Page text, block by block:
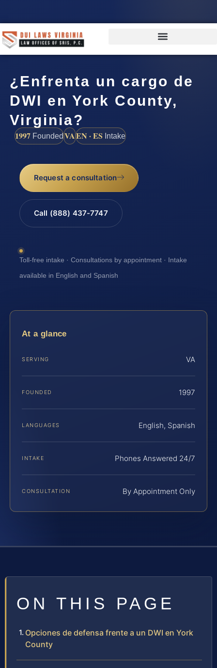
¿Enfrenta un cargo de
DWI en York County,
Virginia?
1997 FoundedVAEN · ES Intake
Request a consultation
Call (888) 437-7747
Toll-free intake · Consultations by appointment · Intake
available in English and Spanish
At a glance
SERVING VA
FOUNDED 1997
LANGUAGES English, Spanish
INTAKE Phones Answered 24/7
CONSULTATION By Appointment Only
ON THIS PAGE
Opciones de defensa frente a un DWI en York
County